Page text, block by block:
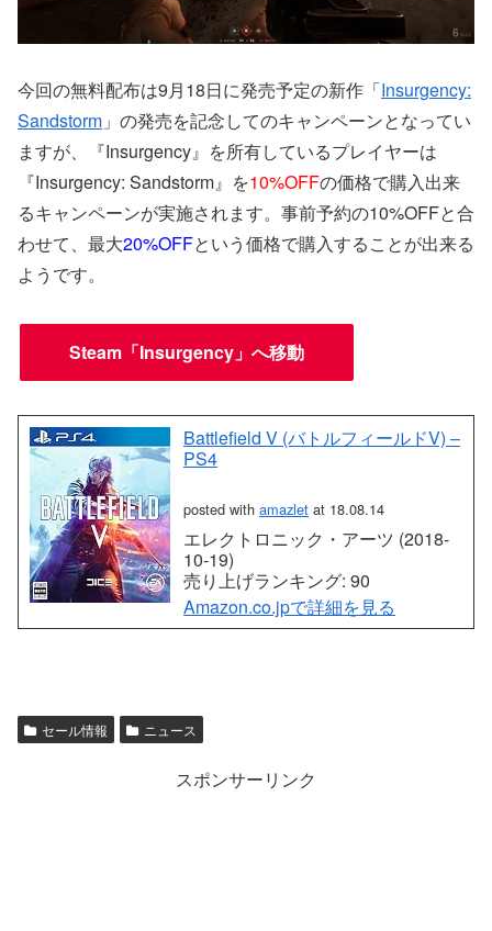
今回の無料配布は9月18日に発売予定の新作「Insurgency:
Sandstorm 」の発売を記念してのキャンペーンとなってい
ますが、『Insurgency』を所有しているプレイヤーは
『Insurgency: Sandstorm』を10%OFFの価格で購入出来
るキャンペーンが実施されます。事前予約の10%OFFと合
わせて、最大20%OFFという価格で購入することが出来る
ようです。
Steam「Insurgency」へ移動
Battlefield V (バトルフィールドV) –
PS4
posted with amazlet at 18.08.14
エレクトロニック・アーツ (2018-
10-19)
売り上げランキング: 90
Amazon.co.jpで詳細を見る
セール情報 ニュース
スポンサーリンク